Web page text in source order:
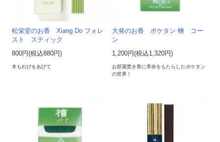
松栄堂のお香 Xiang Do フォレ
スト スティック
800円(税込880円)
木もれびをあびて
大発のお香 ポケタン 檜 コー
ン
1,200円(税込1,320円)
お部屋焚き香に革命をもたらしたポケタン
の世界！